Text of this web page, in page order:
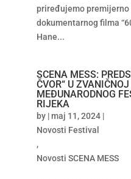
priređujemo
dokumentarnog filma
Hane...
SCENA MESS:
ČVOR“ U
MEĐUNARODNOG
RIJEKA
by |maj 11, 2024|
Novosti Festival
,
Novosti SCENA MESS